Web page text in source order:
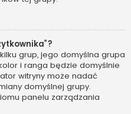
grup, jego domyślna grupa
i ranga będzie domyślnie
witryny może nadać
domyślnej grupy.
panelu zarządzania